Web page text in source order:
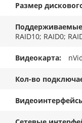
Размер
RAID10; RAID0;
Видеокарта
Кол-во